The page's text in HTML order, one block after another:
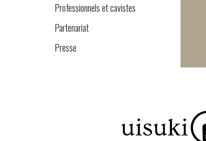
Professionnels et cavistes
Partenariat
Presse